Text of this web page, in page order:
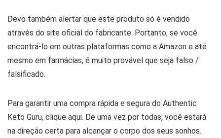
Devo também alertar que este produto só é vendido
através do site oficial do fabricante. Portanto, se você
encontrá-lo em outras plataformas como a Amazon e até
mesmo em farmácias, é muito provável que seja falso /
falsificado.
Para garantir uma compra rápida e segura do Authentic
Keto Guru, clique aqui. De uma vez por todas, você estará
na direção certa para alcançar o corpo dos seus sonhos.